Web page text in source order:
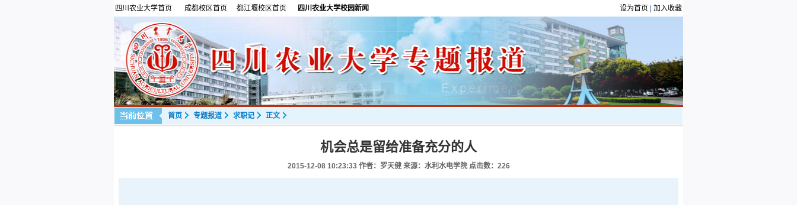
四川农业大学首页 成都校区首页 都江堰校区首页 四川农业大学校园新闻 设为首页 加入收藏
首页 专题报道 求职记 正文
机会总是留给准备充分的人
2015-12-08 10:23:33作者：罗天健 来源：水利水电学院 点击数： 226